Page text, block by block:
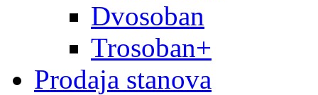
Dvosoban
Trosoban+
Prodaja stanova